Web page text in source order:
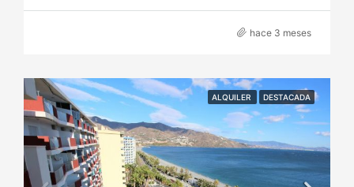
hace 3 meses
ALQUILER DESTACADA